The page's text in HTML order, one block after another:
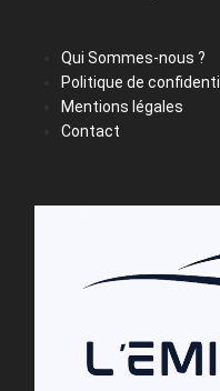
Qui Sommes-nous ?
Politique de
Mentions légales
Contact